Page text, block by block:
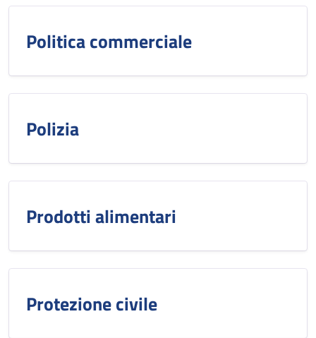
Politica commerciale
Polizia
Prodotti alimentari
Protezione civile